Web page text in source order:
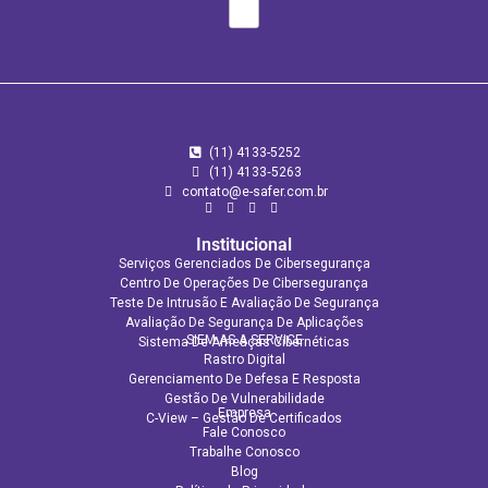
(11) 4133-5252
(11) 4133‑5263
contato@e-safer.com.br
Institucional
Serviços Gerenciados De Cibersegurança
Centro De Operações De Cibersegurança
Teste De Intrusão E Avaliação De Segurança
Avaliação De Segurança De Aplicações​
Sistema De Ameaças Cibernéticas
SIEM AS A SERVICE
Rastro Digital
Gerenciamento De Defesa E Resposta
Gestão De Vulnerabilidade
C-View – Gestão De Certificados
Empresa
Fale Conosco
Trabalhe Conosco
Blog